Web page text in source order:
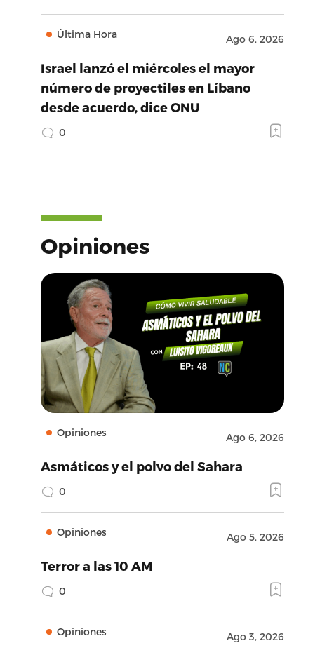
Última Hora Ago 6, 2026
Israel lanzó el miércoles el mayor
número de proyectiles en Líbano
desde acuerdo, dice ONU
0
Opiniones
Opiniones Ago 6, 2026
Asmáticos y el polvo del Sahara
0
Opiniones Ago 5, 2026
Terror a las 10 AM
0
Opiniones Ago 3, 2026